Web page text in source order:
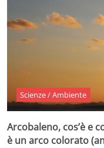
Scienze / Ambiente
Arcobaleno, cos’è e
è un arco colorato